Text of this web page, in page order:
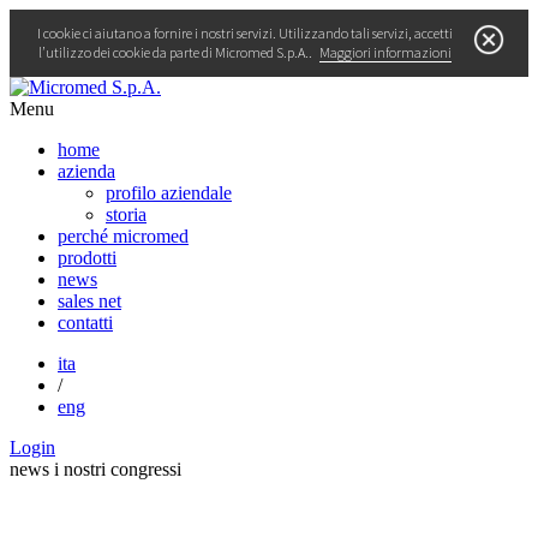
I cookie ci aiutano a fornire i nostri servizi. Utilizzando tali servizi, accetti
l’utilizzo dei cookie da parte di Micromed S.p.A.. Maggiori informazioni
Menu
home
azienda
profilo aziendale
storia
perché micromed
prodotti
news
sales net
contatti
ita
/
eng
Login
news i nostri congressi